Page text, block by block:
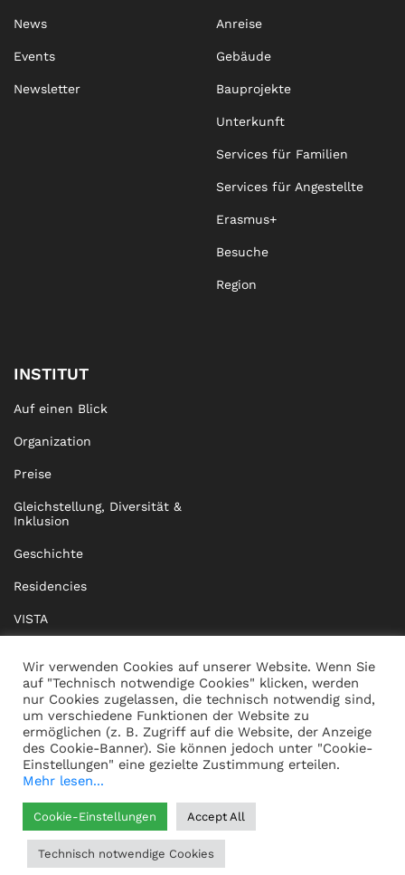
News
Events
Newsletter
Anreise
Gebäude
Bauprojekte
Unterkunft
Services für Familien
Services für Angestellte
Erasmus+
Besuche
Region
INSTITUT
Auf einen Blick
Organization
Preise
Gleichstellung, Diversität &
Inklusion
Geschichte
Residencies
VISTA
BRIDGE Network
Dokumente
KONTAKT
WHISTLEBLOWING
HILFE
IMPRESSUM
DATENSCHUTZ
AGB
Wir verwenden Cookies auf unserer Website. Wenn Sie
auf "Technisch notwendige Cookies" klicken, werden
nur Cookies zugelassen, die technisch notwendig sind,
um verschiedene Funktionen der Website zu
ermöglichen (z. B. Zugriff auf die Website, der Anzeige
des Cookie-Banner). Sie können jedoch unter "Cookie-
Einstellungen" eine gezielte Zustimmung erteilen.
Mehr lesen...
Cookie-Einstellungen Accept All
Technisch notwendige Cookies